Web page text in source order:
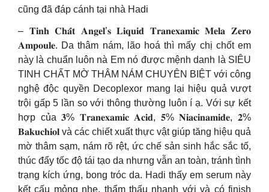
cũng đã đáp cánh tại nhà Hadi
– 𝐓𝐢𝐧𝐡 𝐂𝐡𝐚̂́𝐭 𝐀𝐧𝐠𝐞𝐥’𝐬 𝐋𝐢𝐪𝐮𝐢𝐝 𝐓𝐫𝐚𝐧𝐞𝐱𝐚𝐦𝐢𝐜 𝐌𝐞𝐥𝐚 𝐙𝐞𝐫𝐨
𝐀𝐦𝐩𝐨𝐮𝐥𝐞. Da thâm nám, lão hoá thì mấy chị chốt em
này là chuẩn luôn nà Em nó được mệnh danh là SIÊU
TINH CHẤT MỜ THÂM NÁM CHUYÊN BIỆT với công
nghệ độc quyền Decoplexor mang lại hiệu quả vượt
trội gấp 5 lần so với thông thường luôn í ạ. Với sự kết
hợp của 𝟑% 𝐓𝐫𝐚𝐧𝐞𝐱𝐚𝐦𝐢𝐜 𝐀𝐜𝐢𝐝, 𝟓% 𝐍𝐢𝐚𝐜𝐢𝐧𝐚𝐦𝐢𝐝𝐞, 𝟐%
𝐁𝐚𝐤𝐮𝐜𝐡𝐢𝐨𝐥 và các chiết xuất thực vật giúp tăng hiệu quả
mờ thâm sạm, nám rõ rệt, ức chế sản sinh hắc sắc tố,
thúc đẩy tốc độ tái tạo da nhưng vẫn an toàn, tránh tình
trạng kích ứng, bong tróc da. Hadi thấy em serum này
kết cấu mỏng nhẹ, thẩm thấu nhanh với và có finish